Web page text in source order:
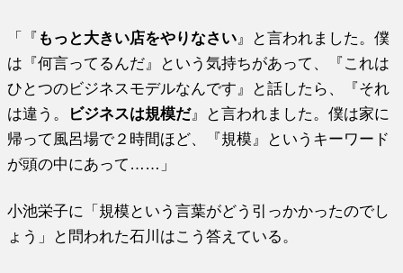
「『 もっと大きい店をやりなさい 』と言われました。僕
は『何言ってるんだ』という気持ちがあって、『これは
ひとつのビジネスモデルなんです』と話したら、『それ
は違う。
ビジネスは規模だ』と言われました。僕は家に
帰って風呂場で２時間ほど、『規模』というキーワード
が頭の中にあって……」
小池栄子に「規模という言葉がどう引っかかったのでし
ょう」と問われた石川はこう答えている。